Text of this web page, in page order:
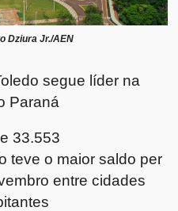
Dziura Jr./AEN
segue líder na
Paraná
33.553
teve o maior saldo per
entre cidades